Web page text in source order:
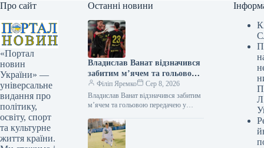
Про сайт
«Портал
новин
України» —
універсальне
видання про
політику,
освіту, спорт
та культурне
життя країни.
Останні новини
Владислав Ванат відзначився
забитим м’ячем та гольовою
передачею у грі за «Жирону»
Філіп Яремко
Сер 8, 2026
Владислав Ванат відзначився забитим
м’ячем та гольовою передачею у
11:34 Укрінформ Іспанська футбольна
дружина «Жирона» зіграла…
Л